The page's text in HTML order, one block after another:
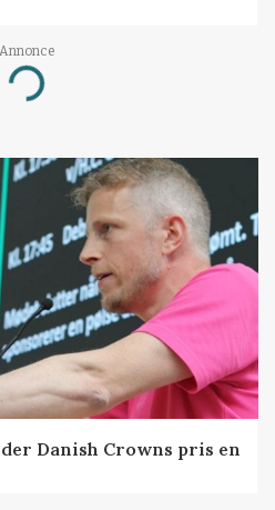
Annonce
Loading...
Danish Crowns pris en